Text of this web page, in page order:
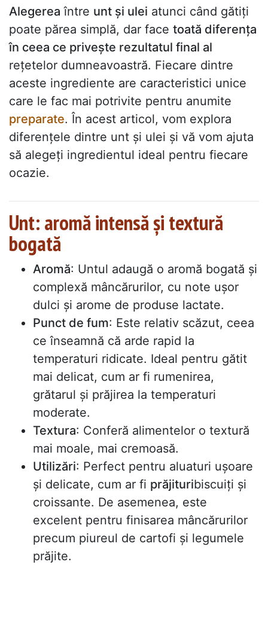
Alegerea între unt și ulei atunci când gătiți
poate părea simplă, dar face toată diferența
în ceea ce privește rezultatul final al
rețetelor dumneavoastră. Fiecare dintre
aceste ingrediente are caracteristici unice
care le fac mai potrivite pentru anumite
preparate. În acest articol, vom explora
diferențele dintre unt și ulei și vă vom ajuta
să alegeți ingredientul ideal pentru fiecare
ocazie.
Unt: aromă intensă și textură
bogată
Aromă: Untul adaugă o aromă bogată și
complexă mâncărurilor, cu note ușor
dulci și arome de produse lactate.
Punct de fum: Este relativ scăzut, ceea
ce înseamnă că arde rapid la
temperaturi ridicate. Ideal pentru gătit
mai delicat, cum ar fi rumenirea,
grătarul și prăjirea la temperaturi
moderate.
Textura: Conferă alimentelor o textură
mai moale, mai cremoasă.
Utilizări: Perfect pentru aluaturi ușoare
și delicate, cum ar fi prăjituribiscuiți și
croissante. De asemenea, este
excelent pentru finisarea mâncărurilor
precum piureul de cartofi și legumele
prăjite.